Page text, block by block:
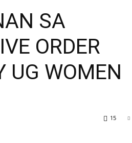
SA
ORDER
UG WOMEN
15